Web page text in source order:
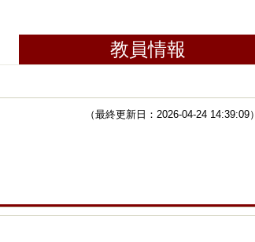
教員情報
（最終更新日：2026-04-24 14:39:09）